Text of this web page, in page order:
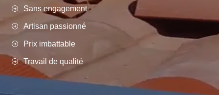
Sans engagement
Artisan passionné
Prix imbattable
Travail de qualité